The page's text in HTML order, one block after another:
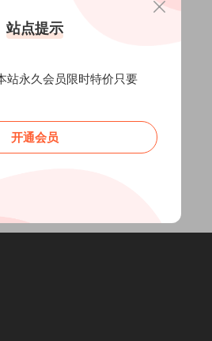
站点提示
站永久会员限时特价只要
开通会员